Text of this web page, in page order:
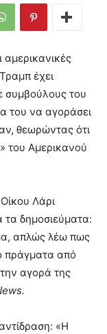
έχει
συμβούλους του
του να αγοράσει
θεωρώντας ότι
του Αμερικανού
Λάρι
τα δημοσιεύματα:
απλώς λέω πως
πράγματα από
αγορά της
.
«Η